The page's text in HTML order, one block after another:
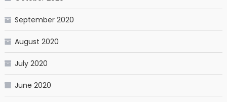
September 2020
August 2020
July 2020
June 2020